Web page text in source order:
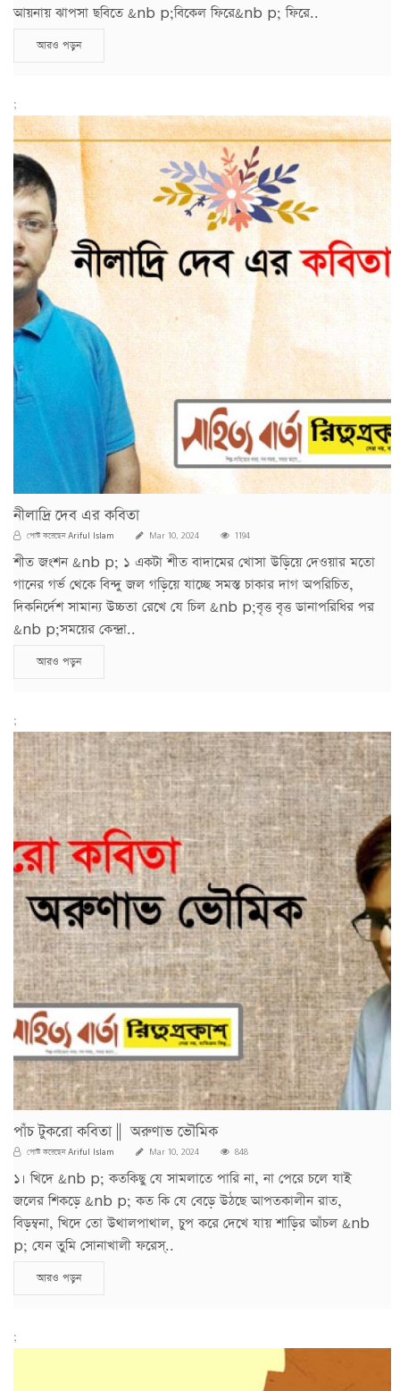
আয়নায় ঝাপসা ছবিতে &nb p;বিকেল ফিরে&nb p; ফিরে..
আরও পড়ুন
;
নীলাদ্রি দেব এর কবিতা
পোস্ট করেছেনAriful Islam Mar 10, 2024 1194
শীত জংশন &nb p; ১ একটা শীত বাদামের খোসা উড়িয়ে দেওয়ার মতো
গানের গর্ভ থেকে বিন্দু জল গড়িয়ে যাচ্ছে সমস্ত চাকার দাগ অপরিচিত,
দিকনির্দেশ সামান্য উচ্চতা রেখে যে চিল &nb p;বৃত্ত বৃত্ত ডানাপরিধির পর
&nb p;সময়ের কেন্দ্রা..
আরও পড়ুন
;
পাঁচ টুকরো কবিতা || অরুণাভ ভৌমিক
পোস্ট করেছেনAriful Islam Mar 10, 2024 848
১। খিদে &nb p; কতকিছু যে সামলাতে পারি না, না পেরে চলে যাই
জলের শিকড়ে &nb p; কত কি যে বেড়ে উঠছে আপতকালীন রাত,
বিড়ম্বনা, খিদে তো উথালপাথাল, চুপ করে দেখে যায় শাড়ির আঁচল &nb
p; যেন তুমি সোনাখালী ফরেস্..
আরও পড়ুন
;